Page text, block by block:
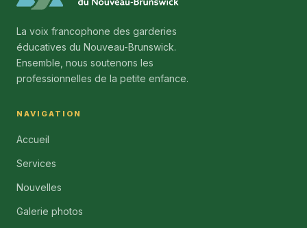
La voix francophone des garderies
éducatives du Nouveau-Brunswick.
Ensemble, nous soutenons les
professionnelles de la petite enfance.
NAVIGATION
Accueil
Services
Nouvelles
Galerie photos